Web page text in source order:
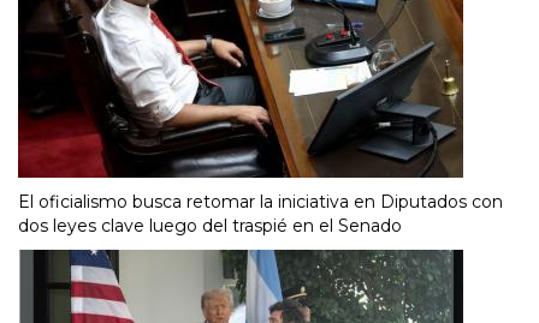
El oficialismo busca retomar la iniciativa en Diputados con
dos leyes clave luego del traspié en el Senado